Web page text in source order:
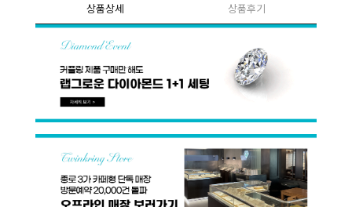
상품상세 상품후기